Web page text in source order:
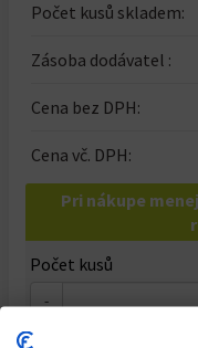
Počet kusů skladem:
Zásoba dodávatel :
Cena bez DPH:
Cena vč. DPH:
Pri nákupe
Počet kusů
-
Celkem za